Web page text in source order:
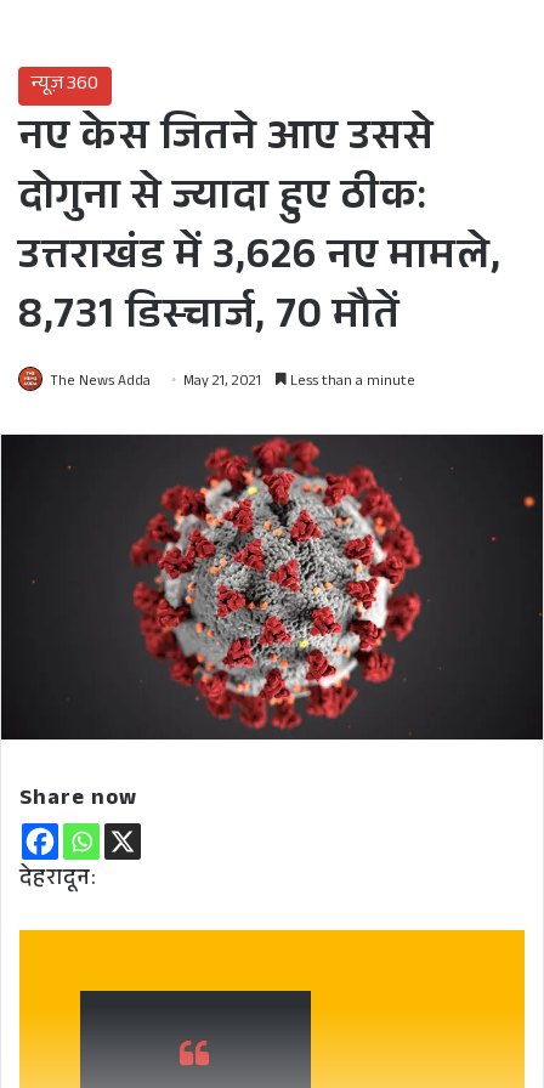
न्यूज़ 360
नए केस जितने आए उससे
दोगुना से ज्यादा हुए ठीक:
उत्तराखंड में 3,626 नए मामले,
8,731 डिस्चार्ज, 70 मौतें
The News Adda May 21, 2021 Less than a minute
Share now
देहरादून: